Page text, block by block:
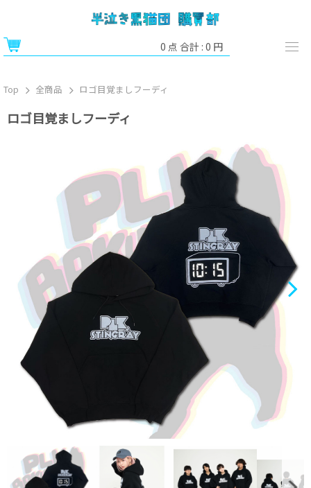
0 点 合計 : 0 円
Top 全商品 ロゴ目覚ましフーディ
ロゴ目覚ましフーディ